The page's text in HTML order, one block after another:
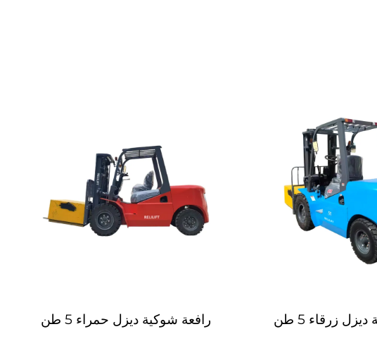
زرقاء 5 طن رافعة شوكية ديزل حمراء 5 طن